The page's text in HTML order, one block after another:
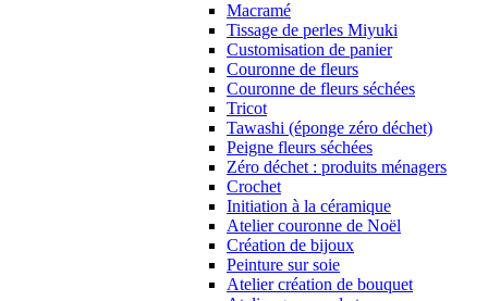
Macramé
Tissage de perles Miyuki
Customisation de panier
Couronne de fleurs
Couronne de fleurs séchées
Tricot
Tawashi (éponge zéro déchet)
Peigne fleurs séchées
Zéro déchet : produits ménagers
Crochet
Initiation à la céramique
Atelier couronne de Noël
Création de bijoux
Peinture sur soie
Atelier création de bouquet